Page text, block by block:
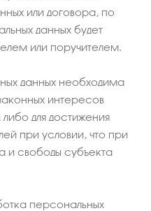
или договора, по
данных будет
или поручителем.
данных необходима
интересов
для достижения
при условии, что при
и свободы субъекта
персональных